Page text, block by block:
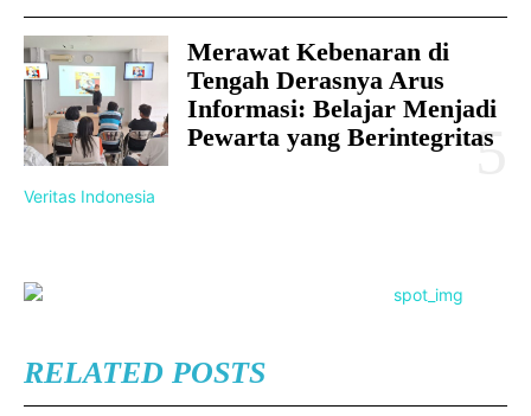
Merawat Kebenaran di
Tengah Derasnya Arus
Informasi: Belajar Menjadi
Pewarta yang Berintegritas
Veritas Indonesia
RELATED POSTS